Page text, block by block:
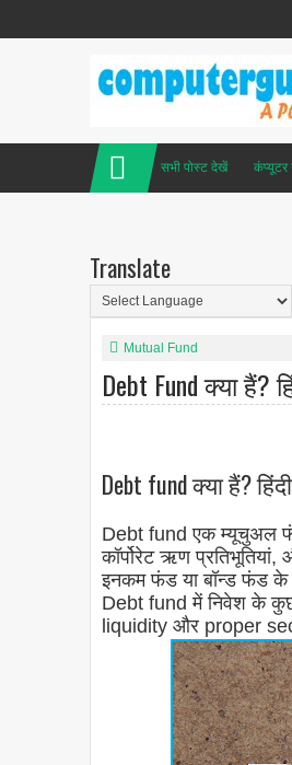
सभी पोस्ट देखें कंप्यूटर
Translate
Mutual Fund
Debt Fund क्या हैं?
Debt fund क्या हैं?
Debt fund एक म्यूचुअल
कॉर्पोरेट ऋण
इनकम फंड या बॉन्ड फंड के
Debt fund में निवेश के
liquidity और proper